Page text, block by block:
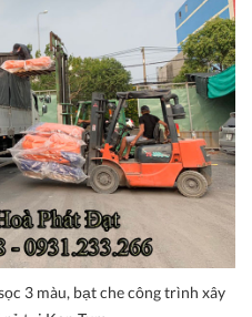
3 màu, bạt che công trình xây